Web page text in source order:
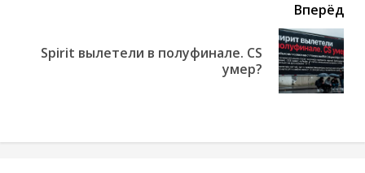
Вперёд
NextSpirit вылетели в полуфинале. CS
умер?